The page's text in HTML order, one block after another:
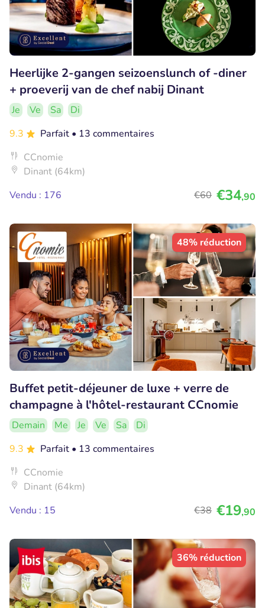
Heerlijke 2-gangen seizoenslunch of -diner
+ proeverij van de chef nabij Dinant
Je Ve Sa
Di
9.3
Parfait • 13 commentaires
CCnomie
Dinant (64km)
Vendu : 176
€60 €34,90
48% réduction
Buffet petit-déjeuner de luxe + verre de
champagne à l'hôtel-restaurant CCnomie
Demain Me Je Ve Sa
Di
9.3
Parfait • 13 commentaires
CCnomie
Dinant (64km)
Vendu : 15
€38 €19,90
36% réduction